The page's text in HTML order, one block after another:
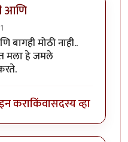
आणि
byकंजूस
बागही मोठी नाही..
मला हे जमले
कराकिंवासदस्य व्हा